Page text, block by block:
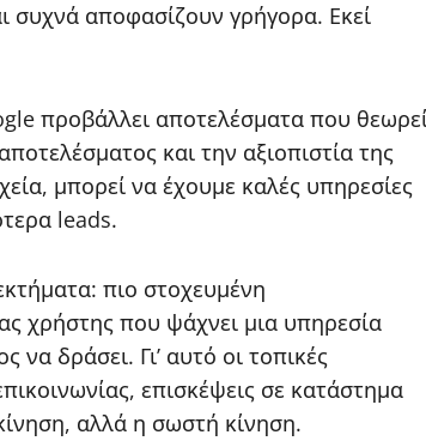
συχνά αποφασίζουν γρήγορα. Εκεί
προβάλλει αποτελέσματα που
και την αξιοπιστία της
μπορεί να έχουμε καλές υπηρεσίες
leads.
πιο στοχευμένη
χρήστης που ψάχνει μια υπηρεσία
να δράσει. Γι’ αυτό οι τοπικές
επισκέψεις σε κατάστημα
αλλά η σωστή κίνηση.